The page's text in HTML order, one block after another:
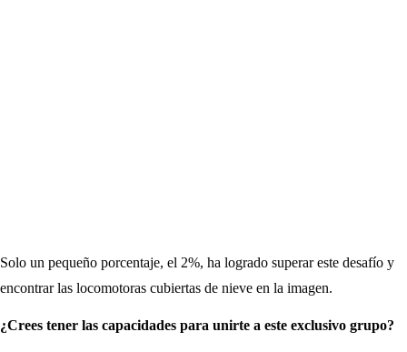
Solo un pequeño porcentaje, el 2%, ha logrado superar este desafío y
encontrar las locomotoras cubiertas de nieve en la imagen.
¿Crees tener las capacidades para unirte a este exclusivo grupo?